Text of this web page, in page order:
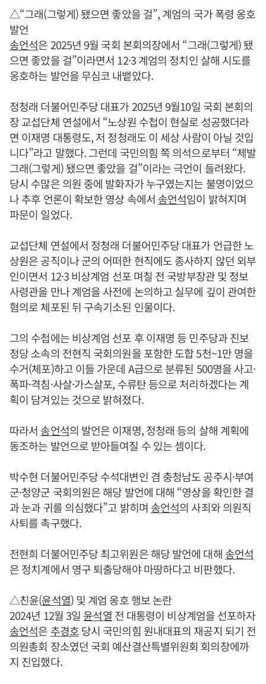
△“그래(그렇게) 됐으면 좋았을 걸”, 계엄의 국가 폭령 옹호
발언
송언석은 2025년 9월 국회 본회의장에서 “그래(그렇게) 됐
으면 좋았을 걸”이라면서 12·3 계엄의 정치인 살해 시도를
옹호하는 발언을 무심코 내뱉았다.
정청래 더불어민주당 대표가 2025년 9월10일 국회 본회의
장 교섭단체 연설에서 “노상원 수첩이 현실로 성공했더라
면 이재명 대통령도, 저 정청래도 이 세상 사람이 아닐 것입
니다”라고 말했다. 그런데 국민의힘 쪽 의석으로부터 “제발
그래(그렇게) 됐으면 좋았을 걸”이라는 극언이 들려왔다.
당시 수많은 의원 중에 발화자가 누구였는지는 불명이었으
나 추후 언론이 확보한 영상 속에서 송언석임이 밝혀지며
파문이 일었다.
교섭단체 연설에서 정청래 더불어민주당 대표가 언급한 노
상원은 공직이나 군의 어떠한 현직에도 종사하지 않던 외부
인이면서 12·3 비상계엄 선포 며칠 전 국방부장관 및 정보
사령관을 만나 계엄을 사전에 논의하고 실무에 깊이 관여한
혐의로 체포된 뒤 구속기소된 인물이다.
그의 수첩에는 비상계엄 선포 후 이재명 등 민주당과 진보
정당 소속의 전현직 국회의원을 포함한 도합 5천~1만 명을
수거(체포)하고 이들 가운데 A급으로 분류된 500명을 사고·
폭파·격침·사살·가스살포, 수류탄 등으로 처리하겠다는 계
획이 담겨있는 것으로 밝혀졌다.
따라서 송언석의 발언은 이재명, 정청래 등의 살해 계획에
동조하는 발언으로 받아들여질 수 있는 셈이다.
박수현 더불어민주당 수석대변인 겸 충청남도 공주시·부여
군·청양군 국회의원은 해당 발언에 대해 “영상을 확인한 결
과 눈과 귀를 의심했다”고 밝히며 송언석의 사죄와 의원직
사퇴를 촉구했다.
전현희 더불어민주당 최고위원은 해당 발언에 대해 송언석
은 정치계에서 영구 퇴출당해야 마땅하다고 비판했다.
△친윤(윤석열) 및 계엄 옹호 행보 논란
2024년 12월 3일 윤석열 전 대통령이 비상계엄을 선포하자
송언석은 추경호당시 국민의힘 원내대표의 재공지 되기 전
의원총회 장소였던 국회 예산결산특별위원회 회의장에까
지 진입했다.